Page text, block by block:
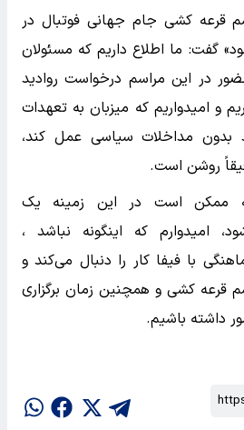
قرعه کشی جام جهانی فوتبال در
گفت: ما اطلاع داریم که مسئولان
در این مراسم درخواست روادید
و امیدواریم که میزبان به تعهدات
بدون مداخلات سیاسی عمل کند،
روشن است.
ممکن است در این زمینه یک
امیدوارم که اینگونه نباشد ،
با فیفا کار را دنبال می‌کند و
قرعه کشی و همچنین زمان برگزاری
داشته باشیم.